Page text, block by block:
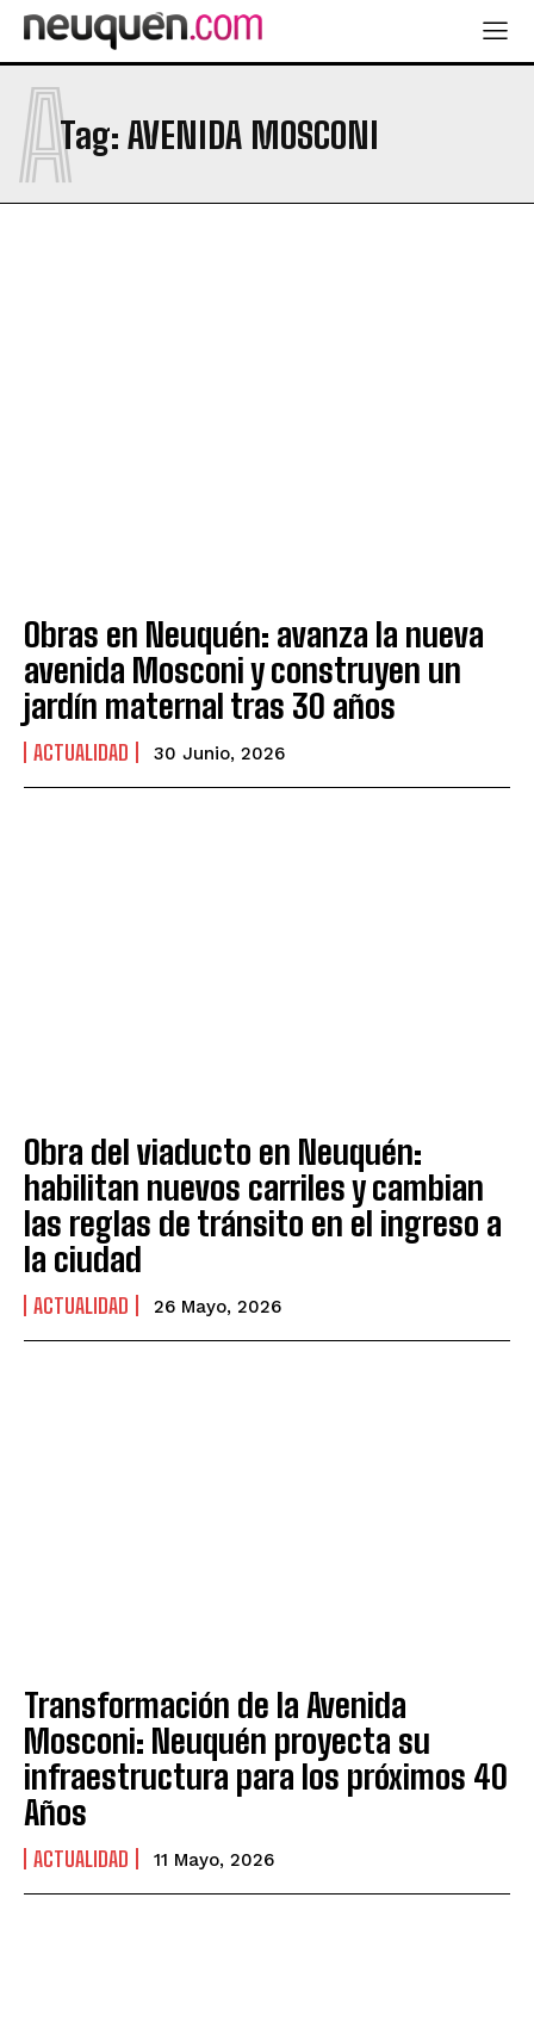
Tag: AVENIDA MOSCONI
A
Obras en Neuquén: avanza la nueva
avenida Mosconi y construyen un
jardín maternal tras 30 años
ACTUALIDAD 30 Junio, 2026
Obra del viaducto en Neuquén:
habilitan nuevos carriles y cambian
las reglas de tránsito en el ingreso a
la ciudad
ACTUALIDAD 26 Mayo, 2026
Transformación de la Avenida
Mosconi: Neuquén proyecta su
infraestructura para los próximos 40
Años
ACTUALIDAD 11 Mayo, 2026